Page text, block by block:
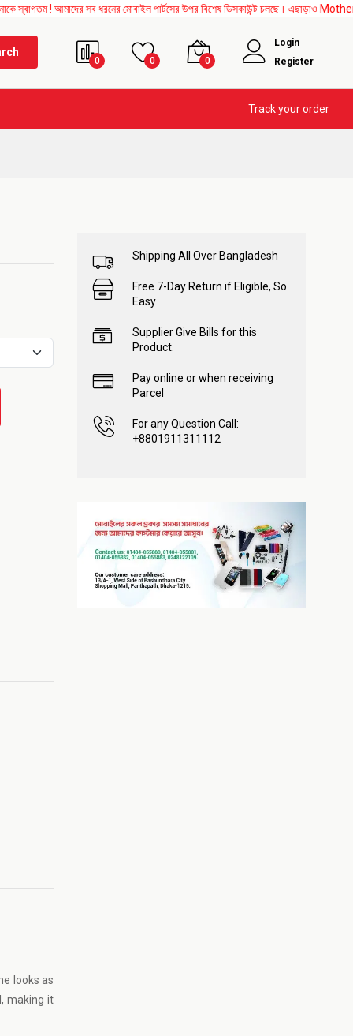
আমাদের সব ধরনের মোবাইল পার্টসের উপর বিশেষ ডিসকাউন্ট চলছে। এছাড়াও Mother
0 0 0
Login
Register
Track your order
looks as
making it
Shipping All Over Bangladesh
Free 7-Day Return if Eligible, So
Easy
Supplier Give Bills for this
Product.
Pay online or when receiving
Parcel
For any Question Call:
+8801911311112